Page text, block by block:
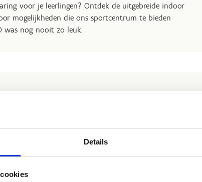
Details
voor je leerlingen? Ontdek de uitgebreide indoor
mogelijkheden die ons sportcentrum te bieden
was nog nooit zo leuk.
de school
(leerkracht)